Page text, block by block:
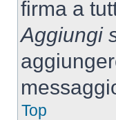
firma a
Aggiungi
Top